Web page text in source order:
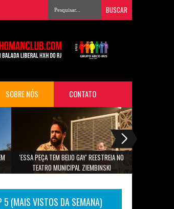
nomes da música para audiovisual em São
SOBRE NÓS CONTATO
'ESSA PEÇA TEM BEIJO GAY' REESTREIA NO
TEATRO MUNICIPAL ZIEMBINSKI
5 (MAIS VISTOS DA SEMANA)